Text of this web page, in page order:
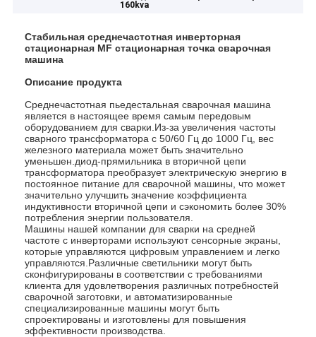
160kva
Стабильная среднечастотная инверторная
стационарная MF стационарная точка сварочная
машина
Описание продукта
Среднечастотная пьедестальная сварочная машина
является в настоящее время самым передовым
оборудованием для сварки.Из-за увеличения частоты
сварного трансформатора с 50/60 Гц до 1000 Гц, вес
железного материала может быть значительно
уменьшен.диод-прямильника в вторичной цепи
трансформатора преобразует электрическую энергию в
постоянное питание для сварочной машины, что может
значительно улучшить значение коэффициента
индуктивности вторичной цепи и сэкономить более 30%
потребления энергии пользователя.
Машины нашей компании для сварки на средней
частоте с инверторами используют сенсорные экраны,
которые управляются цифровым управлением и легко
управляются.Различные светильники могут быть
сконфигурированы в соответствии с требованиями
клиента для удовлетворения различных потребностей
сварочной заготовки, и автоматизированные
специализированные машины могут быть
спроектированы и изготовлены для повышения
эффективности производства.